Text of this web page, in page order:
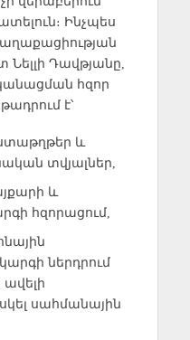
Ինչպես
Դավթյանը,
հզոր
է՝
և
տվյալներ,
և
հզորացում,
ներդրում
ավելի
սահմանային